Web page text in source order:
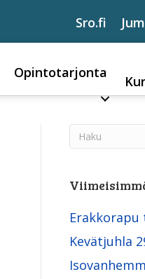
Sro.fi
Opintotarjonta
Kevätjuhla